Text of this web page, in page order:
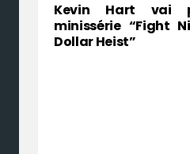
Kevin Hart vai
minissérie “Fight
Dollar Heist”